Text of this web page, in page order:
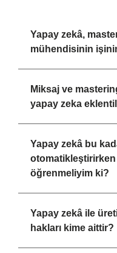
Yapay zekâ,
mühendisinin
Miksaj ve
yapay zeka
Yapay zekâ bu
öğrenmeliyim ki?
Yapay zekâ ile
hakları kime aittir?